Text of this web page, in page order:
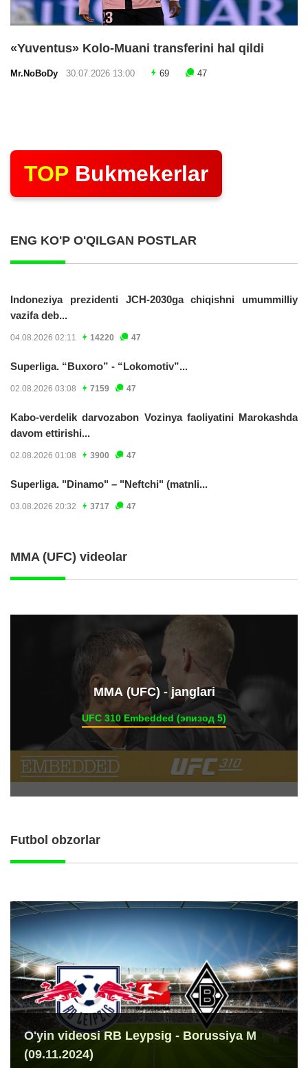
«Yuventus» Kolo-Muani transferini hal qildi
Mr.NoBoDy 30.07.2026 13:00 69 47
TOP Bukmekerlar
ENG KO'P O'QILGAN POSTLAR
Indoneziya prezidenti JCH-2030ga chiqishni umummilliy
vazifa deb...
04.08.2026 02:11 14220 47
Superliga. “Buxoro” - “Lokomotiv”...
02.08.2026 03:08 7159 47
Kabo-verdelik darvozabon Vozinya faoliyatini Marokashda
davom ettirishi...
02.08.2026 01:08 3900 47
Superliga. "Dinamo" – "Neftchi" (matnli...
03.08.2026 20:32 3717 47
MMA (UFC) videolar
ММА (UFC) - janglari
UFC 310 Embedded (эпизод 5)
Futbol obzorlar
O'yin videosi RB Leypsig - Borussiya M
(09.11.2024)